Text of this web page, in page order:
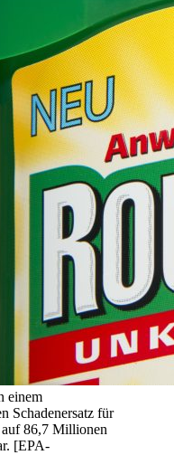
einem
Schadenersatz für
auf 86,7 Millionen
[EPA-